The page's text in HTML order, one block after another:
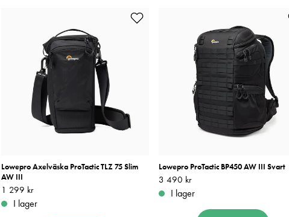
Lowepro Axelväska ProTactic TLZ 75 Slim
AW III
Pris:1 299 kr
1 299 kr
I lager
Lowepro ProTactic BP450 AW III Svart
Pris:3 490 kr
3 490 kr
I lager